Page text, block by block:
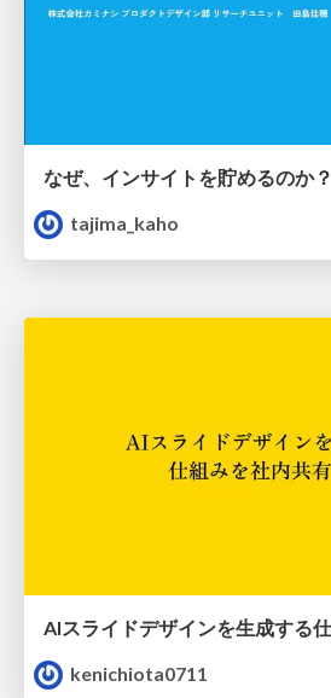
なぜ、インサイトを貯めるのか？
tajima_kaho
kenichiota0711